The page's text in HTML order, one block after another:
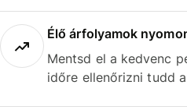
Élő árfolyamok
Mentsd el a kedvenc
időre ellenőrizni tudd